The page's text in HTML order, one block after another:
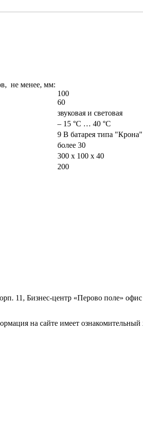
не менее, мм:
100
60
звуковая и световая
– 15 °С … 40 °С
9 В батарея типа
более 30
300 x 100 x 40
200
11, Бизнес-центр «Перово поле»
на сайте имеет